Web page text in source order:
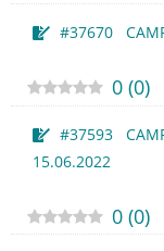
#37670
0 (0)
#37593
15.06.2022
0 (0)